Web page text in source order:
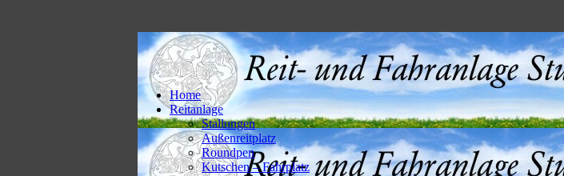
Home
Reitanlage
Stallungen
Außenreitplatz
Roundpen
Kutschen – Fahrplatz